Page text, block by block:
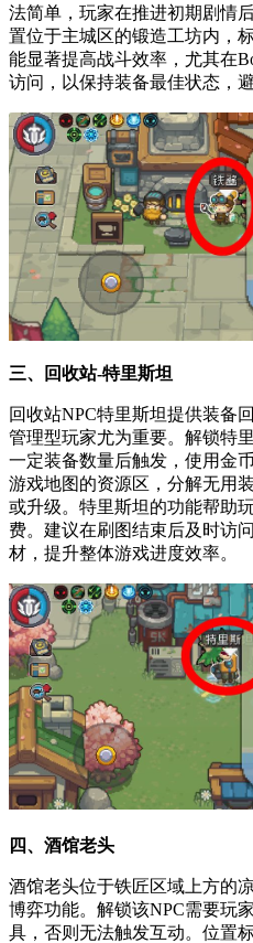
法简单，玩家在推进初期剧情
置位于主城区的锻造工坊内，
能显著提高战斗效率，尤其在
访问，以保持装备最佳状态，
三、回收站-特里斯坦
回收站NPC特里斯坦提供装备
管理型玩家尤为重要。解锁特
一定装备数量后触发，使用金
游戏地图的资源区，分解无用
或升级。特里斯坦的功能帮助
费。建议在刷图结束后及时访
材，提升整体游戏进度效率。
四、酒馆老头
酒馆老头位于铁匠区域上方的
博弈功能。解锁该NPC需要玩
具，否则无法触发互动。位置